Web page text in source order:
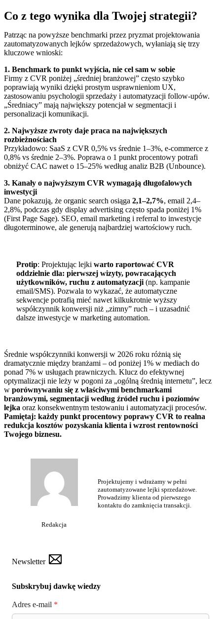
Co z tego wynika dla Twojej strategii?
Patrząc na powyższe benchmarki przez pryzmat projektowania
zautomatyzowanych lejków sprzedażowych, wyłaniają się trzy
kluczowe wnioski:
1. Benchmark to punkt wyjścia, nie cel sam w sobie
Firmy z CVR poniżej „średniej branżowej” często szybko
poprawiają wyniki dzięki prostym usprawnieniom UX,
zastosowaniu psychologii sprzedaży i automatyzacji follow-upów.
„Średniacy” mają największy potencjał w segmentacji i
personalizacji komunikacji.
2. Najwyższe zwroty daje praca na największych
rozbieżnościach
Przykładowo: SaaS z CVR 0,5% vs średnie 1–3%, e-commerce z
0,8% vs średnie 2–3%. Poprawa o 1 punkt procentowy potrafi
obniżyć CAC nawet o 15–25% według analiz B2B (Unbounce).
3. Kanały o najwyższym CVR wymagają długofalowych
inwestycji
Dane pokazują, że organic search osiąga 2,1–2,7%, email 2,4–
2,8%, podczas gdy display advertising często spada poniżej 1%
(First Page Sage). SEO, email marketing i referral to inwestycje
długoterminowe, ale generują najbardziej wartościowy ruch.
Protip: Projektując lejki warto raportować CVR
oddzielnie dla: pierwszej wizyty, powracających
użytkowników, ruchu z automatyzacji(np. kampanie
email/SMS). Pozwala to wykazać, że automatyczne
sekwencje potrafią mieć nawet kilkukrotnie wyższy
współczynnik konwersji niż „zimny” ruch – i uzasadnić
dalsze inwestycje w marketing automation.
Średnie współczynniki konwersji w 2026 roku różnią się
dramatycznie między branżami – od poniżej 1% w mediach do
ponad 7% w usługach prawniczych. Klucz do efektywnej
optymalizacji nie leży w pogoni za „ogólną średnią internetu”, lecz
w porównywaniu się z właściwymi benchmarkami
branżowymi, segmentacji według źródeł ruchu i poziomów
lejka oraz konsekwentnym testowaniu i automatyzacji procesów.
Pamiętaj: każdy punkt procentowy poprawy CVR to realna
redukcja kosztów pozyskania klienta i wzrost rentowności
Twojego biznesu.
Redakcja
Projektujemy i wdrażamy w pełni
zautomatyzowane lejki sprzedażowe.
Prowadzimy klienta od pierwszego
kontaktu do zamknięcia transakcji.
Newsletter
Subskrybuj dawkę wiedzy
Adres e-mail *